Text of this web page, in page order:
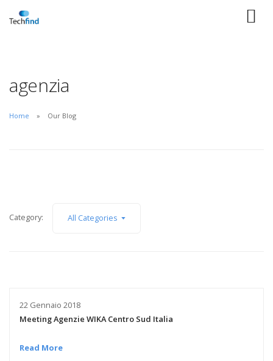
agenzia
Home Our Blog
Category: All Categories
22 Gennaio 2018
Meeting Agenzie WIKA Centro Sud Italia
Read More